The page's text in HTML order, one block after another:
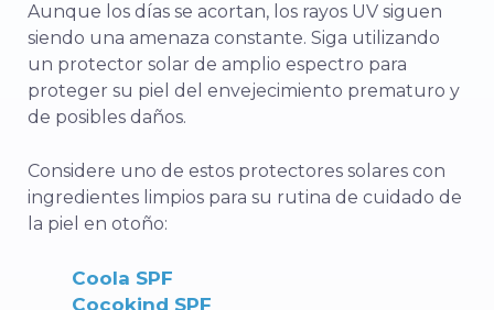
Aunque los días se acortan, los rayos UV siguen
siendo una amenaza constante. Siga utilizando
un protector solar de amplio espectro para
proteger su piel del envejecimiento prematuro y
de posibles daños.
Considere uno de estos protectores solares con
ingredientes limpios para su rutina de cuidado de
la piel en otoño:
Coola SPF
Cocokind SPF